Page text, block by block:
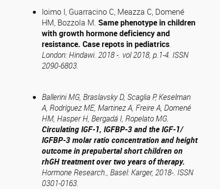
Ioimo I, Guarracino C, Meazza C, Domené
HM, Bozzola M. Same phenotype in children
with growth hormone deficiency and
resistance. Case repots in pediatrics.
London: Hindawi. 2018 -. vol 2018, p.1-4. ISSN
2090-6803.
Ballerini MG, Braslavsky D, Scaglia P, Keselman
A, Rodríguez ME, Martinez A, Freire A, Domené
HM, Hasper H, Bergadá I, Ropelato MG.
Circulating IGF-1, IGFBP-3 and the IGF-1/
IGFBP-3 molar ratio concentration and height
outcome in prepubertal short children on
rhGH treatment over two years of therapy.
Hormone Research., Basel: Karger, 2018-. ISSN
0301-0163.